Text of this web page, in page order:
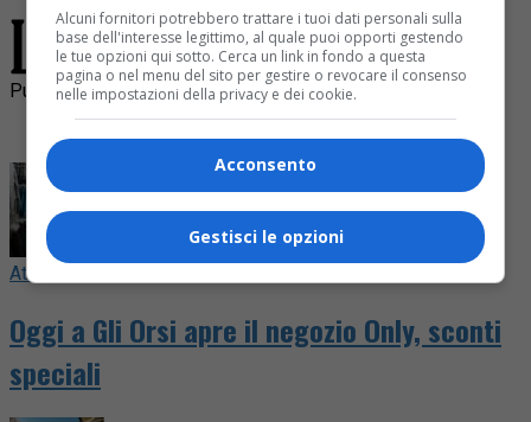
Pubblicità
Attualità
Oggi a Gli Orsi apre il negozio Only, sconti
speciali
Alcuni fornitori potrebbero trattare i tuoi dati personali sulla
base dell'interesse legittimo, al quale puoi opporti gestendo
le tue opzioni qui sotto. Cerca un link in fondo a questa
pagina o nel menu del sito per gestire o revocare il consenso
nelle impostazioni della privacy e dei cookie.
Acconsento
Gestisci le opzioni